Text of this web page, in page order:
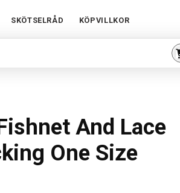
SKÖTSELRÅD KÖPVILLKOR
And Lace
One Size